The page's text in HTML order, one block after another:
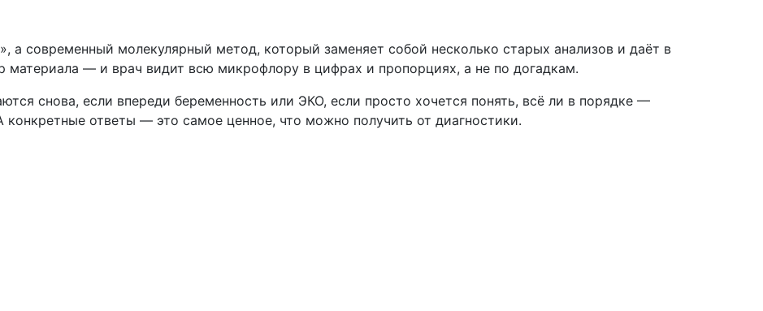
современный молекулярный метод, который заменяет собой несколько старых анализов и даёт в
— и врач видит всю микрофлору в цифрах и пропорциях, а не по догадкам.
снова, если впереди беременность или ЭКО, если просто хочется понять, всё ли в порядке —
ответы — это самое ценное, что можно получить от диагностики.